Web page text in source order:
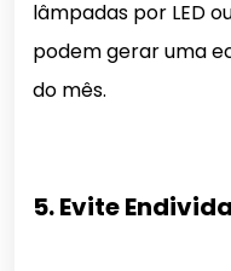
lâmpadas por LED
podem gerar uma
do mês.
5. Evite